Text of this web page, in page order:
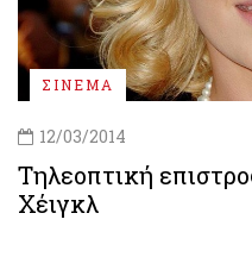
ΣΙΝΕΜΑ
12/03/2014
Τηλεοπτική
Χέιγκλ